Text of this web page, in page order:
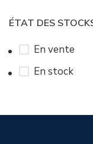
ÉTAT DES
En vente
En stock